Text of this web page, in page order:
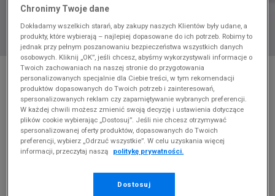
* Zdjęcie poglądowe
ELLESSE SZORTY HUGU
Produkt pochodzi z końcówek aktualnych kolekcji, ubiegłych
sezonów lub z ekspozycji.Szczegóły.
cena rekomendowana przez producenta
69,99 zł
Chronimy Twoje dane
Dokładamy wszelkich starań, aby zakupy naszych Klientów były udane, a
produkty, które wybierają – najlepiej dopasowane do ich potrzeb. Robimy to
jednak przy pełnym poszanowaniu bezpieczeństwa wszystkich danych
osobowych. Kliknij „OK”, jeśli chcesz, abyśmy wykorzystywali informacje o
Twoich zachowaniach na naszej stronie do przygotowania
personalizowanych specjalnie dla Ciebie treści, w tym rekomendacji
produktów dopasowanych do Twoich potrzeb i zainteresowań,
spersonalizowanych reklam czy zapamiętywanie wybranych preferencji.
W każdej chwili możesz zmienić swoją decyzję i ustawienia dotyczące
plików cookie wybierając „Dostosuj”. Jeśli nie chcesz otrzymywać
spersonalizowanej oferty produktów, dopasowanych do Twoich
preferencji, wybierz „Odrzuć wszystkie”. W celu uzyskania więcej
informacji, przeczytaj naszą
politykę prywatności.
Dostosuj